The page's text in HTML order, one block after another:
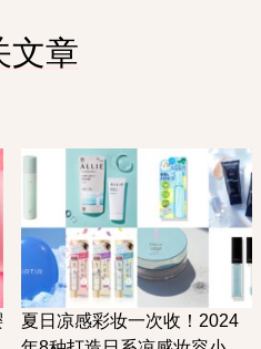
文章
夏日凉感彩妆一次收！2024